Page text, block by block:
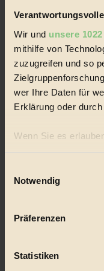
Wir und unsere
mithilfe von
zuzugreifen und so
wer Ihre Daten für
Erklärung oder
Wenn Sie es
Ihr Gerät
Präferenzen im
biorama.eu
Notwendig
Präferenzen
Statistiken
Eco Fashion
Illustration
Niederösterreich
#
klimawandel